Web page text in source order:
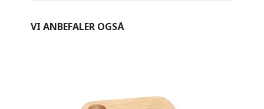
VI ANBEFALER OGSÅ